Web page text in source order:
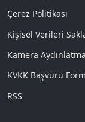
Çerez Politikası
Kişisel Verileri
Kamera
KVKK Başvuru
RSS